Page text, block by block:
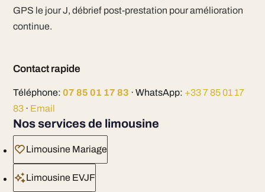
GPS le jour J, débrief post-prestation pour amélioration
continue.
Contact rapide
Téléphone: 07 85 01 17 83 · WhatsApp: +33 7 85 01 17
83· Email
Nos services de limousine
Limousine Mariage
Limousine EVJF